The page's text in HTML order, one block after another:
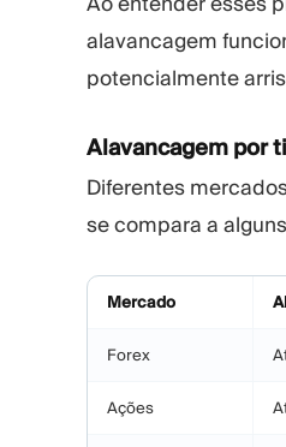
alavancagem
potencialmente
Alavancagem por
Diferentes
se compara a
Mercado
Forex
Ações